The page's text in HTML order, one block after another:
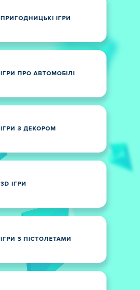
ПРИГОДНИЦЬКІ ІГРИ
ІГРИ ПРО АВТОМОБІЛІ
ІГРИ З ДЕКОРОМ
3D ІГРИ
ІГРИ З ПІСТОЛЕТАМИ